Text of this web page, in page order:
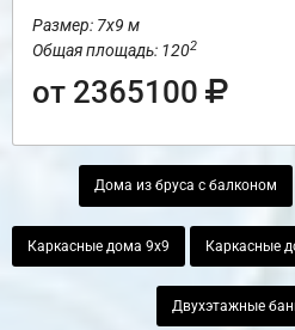
Размер: 7х9 м
Общая площадь: 1202
от 2365100
Дома из бруса с балконом
Каркасные дома 9х9 Каркасные
Двухэтажные